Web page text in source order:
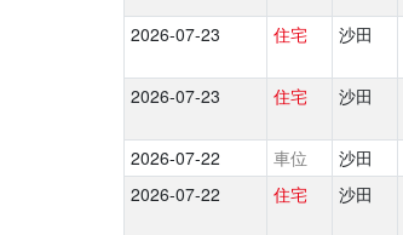
2026-07-23 住宅 沙田
2026-07-23 住宅 沙田
2026-07-22 車位 沙田
2026-07-22
住宅 沙田